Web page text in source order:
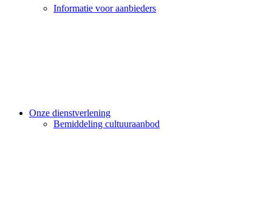
Informatie voor aanbieders
Onze dienstverlening
Bemiddeling cultuuraanbod